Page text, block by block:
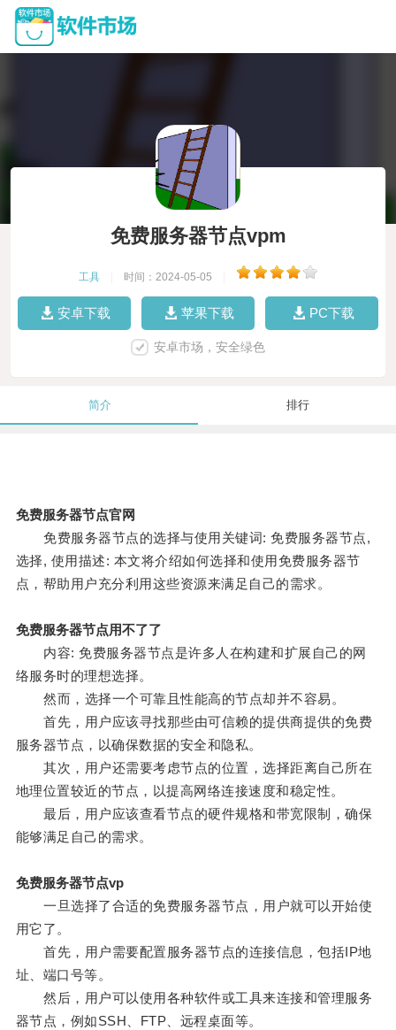
免费服务器节点vpm
工具 时间：2024-05-05
安卓下载 苹果下载 PC下载
安卓市场，安全绿色
简介 排行
免费服务器节点官网
免费服务器节点的选择与使用关键词: 免费服务器节点,
选择, 使用描述: 本文将介绍如何选择和使用免费服务器节
点，帮助用户充分利用这些资源来满足自己的需求。
免费服务器节点用不了了
内容: 免费服务器节点是许多人在构建和扩展自己的网
络服务时的理想选择。
然而，选择一个可靠且性能高的节点却并不容易。
首先，用户应该寻找那些由可信赖的提供商提供的免费
服务器节点，以确保数据的安全和隐私。
其次，用户还需要考虑节点的位置，选择距离自己所在
地理位置较近的节点，以提高网络连接速度和稳定性。
最后，用户应该查看节点的硬件规格和带宽限制，确保
能够满足自己的需求。
免费服务器节点vp
一旦选择了合适的免费服务器节点，用户就可以开始使
用它了。
首先，用户需要配置服务器节点的连接信息，包括IP地
址、端口号等。
然后，用户可以使用各种软件或工具来连接和管理服务
器节点，例如SSH、FTP、远程桌面等。